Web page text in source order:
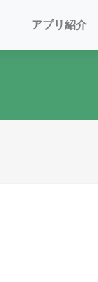
アプリ紹介